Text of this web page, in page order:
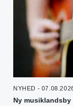
NYHED -
Ny